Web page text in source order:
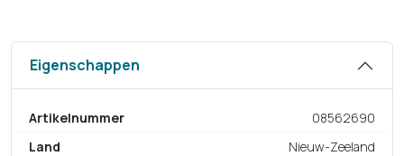
Eigenschappen
Artikelnummer
08562690
Land
Nieuw-Zeeland